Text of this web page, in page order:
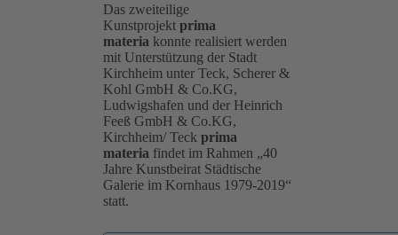
Das zweiteilige
Kunstprojekt prima
materia konnte realisiert werden
mit Unterstützung der Stadt
Kirchheim unter Teck, Scherer &
Kohl GmbH & Co.KG,
Ludwigshafen und der Heinrich
Feeß GmbH & Co.KG,
Kirchheim/ Teck prima
materia findet im Rahmen „40
Jahre Kunstbeirat Städtische
Galerie im Kornhaus 1979-2019“
statt.